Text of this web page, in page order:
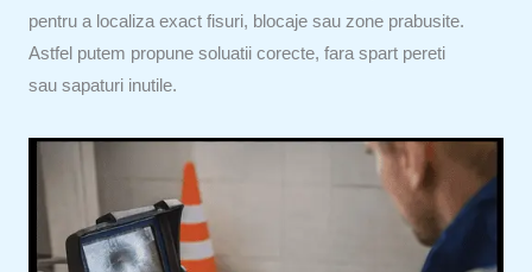
pentru a localiza exact fisuri, blocaje sau zone prabusite.
Astfel putem propune soluatii corecte, fara spart pereti
sau sapaturi inutile.